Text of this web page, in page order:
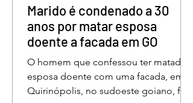
aos educadores muito mais do que
Marido é condenado a 30
anos por matar esposa
doente a facada em GO
O homem que confessou ter matado a
esposa doente com uma facada, em
Quirinópolis, no sudoeste goiano, foi